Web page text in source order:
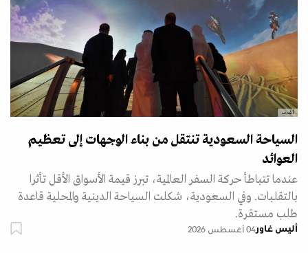
أ.ف.ب
السياحة السعودية تنتقل من بناء الوجهات إلى تعظيم
العوائد
عندما تتباطأ حركة السفر العالمية، تبرز قيمة الأسواق الأقل تأثرا
بالتقلبات. وفي السعودية، شكلت السياحة الدينية والمحلية قاعدة
طلب مستقرة.
أليس غاور04 أغسطس 2026